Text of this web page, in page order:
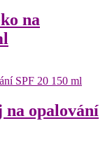
na
na opalování